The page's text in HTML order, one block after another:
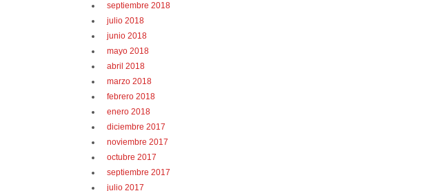
septiembre 2018
julio 2018
junio 2018
mayo 2018
abril 2018
marzo 2018
febrero 2018
enero 2018
diciembre 2017
noviembre 2017
octubre 2017
septiembre 2017
julio 2017